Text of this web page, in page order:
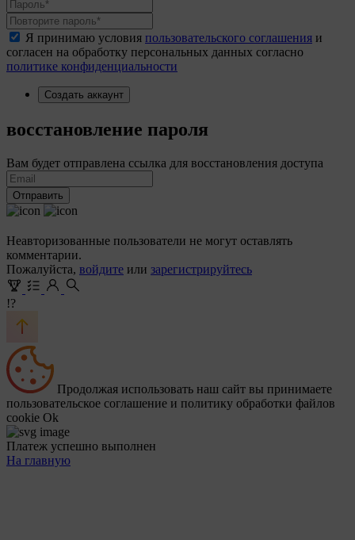
Я принимаю условия пользовательского соглашения и
согласен на обработку персональных данных согласно
политике конфиденциальности
Создать аккаунт
восстановление пароля
Вам будет отправлена ссылка для восстановления доступа
Отправить
Неавторизованные пользователи не могут оставлять
комментарии.
Пожалуйста, войдите или зарегистрируйтесь
!?
Продолжая использовать наш сайт вы принимаете
пользовательское соглашение и политику обработки файлов
cookie Ok
Платеж успешно выполнен
На главную